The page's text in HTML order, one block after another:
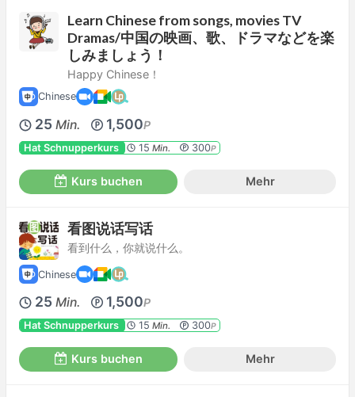
Learn Chinese from songs, movies TV
Dramas/中国の映画、歌、ドラマなどを楽
しみましょう！
Happy Chinese！
Chinese
25 Min. 1,500P
Hat Schnupperkurs 15 Min. 300P
Kurs buchen Mehr
看图说话写话
看到什么，你就说什么。
Chinese
25 Min. 1,500P
Hat Schnupperkurs 15 Min. 300P
Kurs buchen Mehr